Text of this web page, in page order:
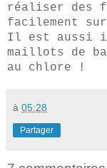
réaliser des
facilement
Il est aussi
maillots de
au chlore !
à 05:28
Partager